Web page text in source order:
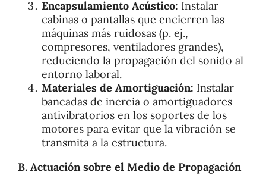
Encapsulamiento Acústico: Instalar
cabinas o pantallas que encierren las
máquinas más ruidosas (p. ej.,
compresores, ventiladores grandes),
reduciendo la propagación del sonido al
entorno laboral.
Materiales de Amortiguación: Instalar
bancadas de inercia o amortiguadores
antivibratorios en los soportes de los
motores para evitar que la vibración se
transmita a la estructura.
B. Actuación sobre el Medio de Propagación